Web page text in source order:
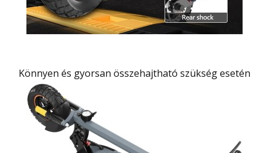
Könnyen és gyorsan összehajtható szükség esetén